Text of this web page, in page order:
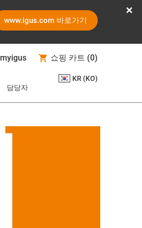
www.igus.com 바로가기
myigus 쇼핑 카트 (0)
담당자
KR (KO)